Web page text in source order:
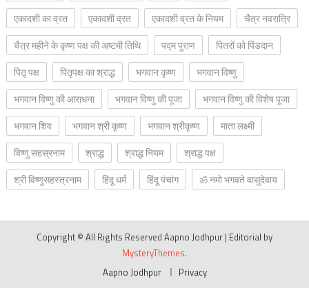
एकादशी का व्रत
एकादशी व्रत एकादशी व्रत के नियम
चैत्र नवरात्रि
चैत्र महीने के कृष्ण पक्ष की अष्टमी तिथि
पद्म पुराण
पितरों को पिंडदान
पितृ पक्ष
पितृपक्ष का श्राद्ध भगवान कृष्ण
भगवान विष्णु
भगवान विष्णु की आराधना
भगवान विष्णु की पूजा
भगवान विष्णु की विशेष पूजा
भगवान शिव
भगवान श्री कृष्ण भगवान श्रीकृष्ण
माता लक्ष्मी
विष्णु सहस्रनाम
श्राद्ध श्राद्ध नियम
श्राद्ध पक्ष
श्री विष्णुसहस्त्रनाम
हिंदू धर्म हिंदू पंचांग ॐ नमो भगवते वासुदेवाय
Copyright © All Rights Reserved Aapno Jodhpur | Editorial by
MysteryThemes.
Aapno Jodhpur
Privacy